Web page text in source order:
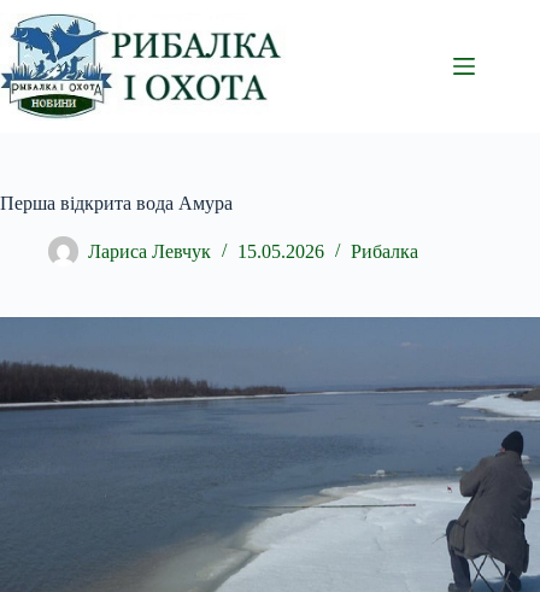
Перейти
до
вмісту
Перша відкрита вода Амура
Лариса Левчук 15.05.2026 Рибалка